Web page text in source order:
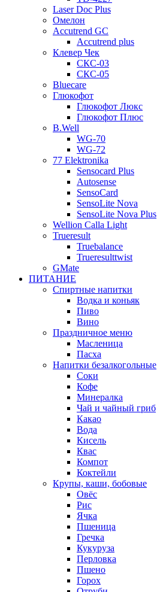
Laser Doc Plus
Омелон
Accutrend GC
Accutrend plus
Клевер Чек
СКС-03
СКС-05
Bluecare
Глюкофот
Глюкофот Люкс
Глюкофот Плюс
B.Well
WG-70
WG-72
77 Elektronika
Sensocard Plus
Autosense
SensoCard
SensoLite Nova
SensoLite Nova Plus
Wellion Calla Light
Trueresult
Truebalance
Trueresulttwist
GMate
ПИТАНИЕ
Спиртные напитки
Водка и коньяк
Пиво
Вино
Праздничное меню
Масленица
Пасха
Напитки безалкогольные
Соки
Кофе
Минералка
Чай и чайный гриб
Какао
Вода
Кисель
Квас
Компот
Коктейли
Крупы, каши, бобовые
Овёс
Рис
Ячка
Пшеница
Гречка
Кукуруза
Перловка
Пшено
Горох